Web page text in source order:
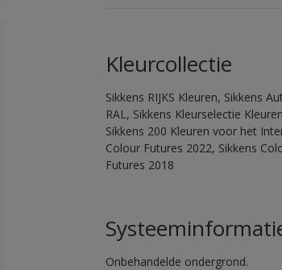
Kleurcollectie
Sikkens RIJKS Kleuren, Sikkens
RAL, Sikkens Kleurselectie
Sikkens 200 Kleuren voor het
Colour Futures 2022, Sikkens
Futures 2018
Onbehandelde ondergrond.